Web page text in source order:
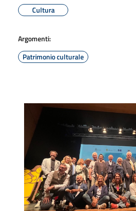
Cultura
Argomenti:
Patrimonio culturale